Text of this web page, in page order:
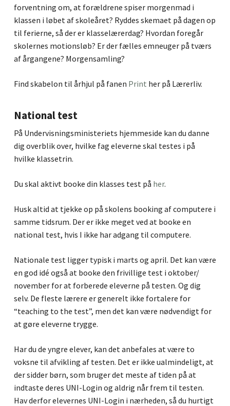
forventning om, at forældrene spiser morgenmad i
klassen i løbet af skoleåret? Ryddes skemaet på dagen op
til ferierne, så der er klasselærerdag? Hvordan foregår
skolernes motionsløb? Er der fælles emneuger på tværs
af årgangene? Morgensamling?
Find skabelon til århjul på fanen Print her på Lærerliv.
National test
På Undervisningsministeriets hjemmeside kan du danne
dig overblik over, hvilke fag eleverne skal testes i på
hvilke klassetrin.
Du skal aktivt booke din klasses test på her.
Husk altid at tjekke op på skolens booking af computere i
samme tidsrum. Der er ikke meget ved at booke en
national test, hvis I ikke har adgang til computere.
Nationale test ligger typisk i marts og april. Det kan være
en god idé også at booke den frivillige test i oktober/
november for at forberede eleverne på testen. Og dig
selv. De fleste lærere er generelt ikke fortalere for
“teaching to the test”, men det kan være nødvendigt for
at gøre eleverne trygge.
Har du de yngre elever, kan det anbefales at være to
voksne til afvikling af testen. Det er ikke ualmindeligt, at
der sidder børn, som bruger det meste af tiden på at
indtaste deres UNI-Login og aldrig når frem til testen.
Hav derfor elevernes UNI-Login i nærheden, så du hurtigt